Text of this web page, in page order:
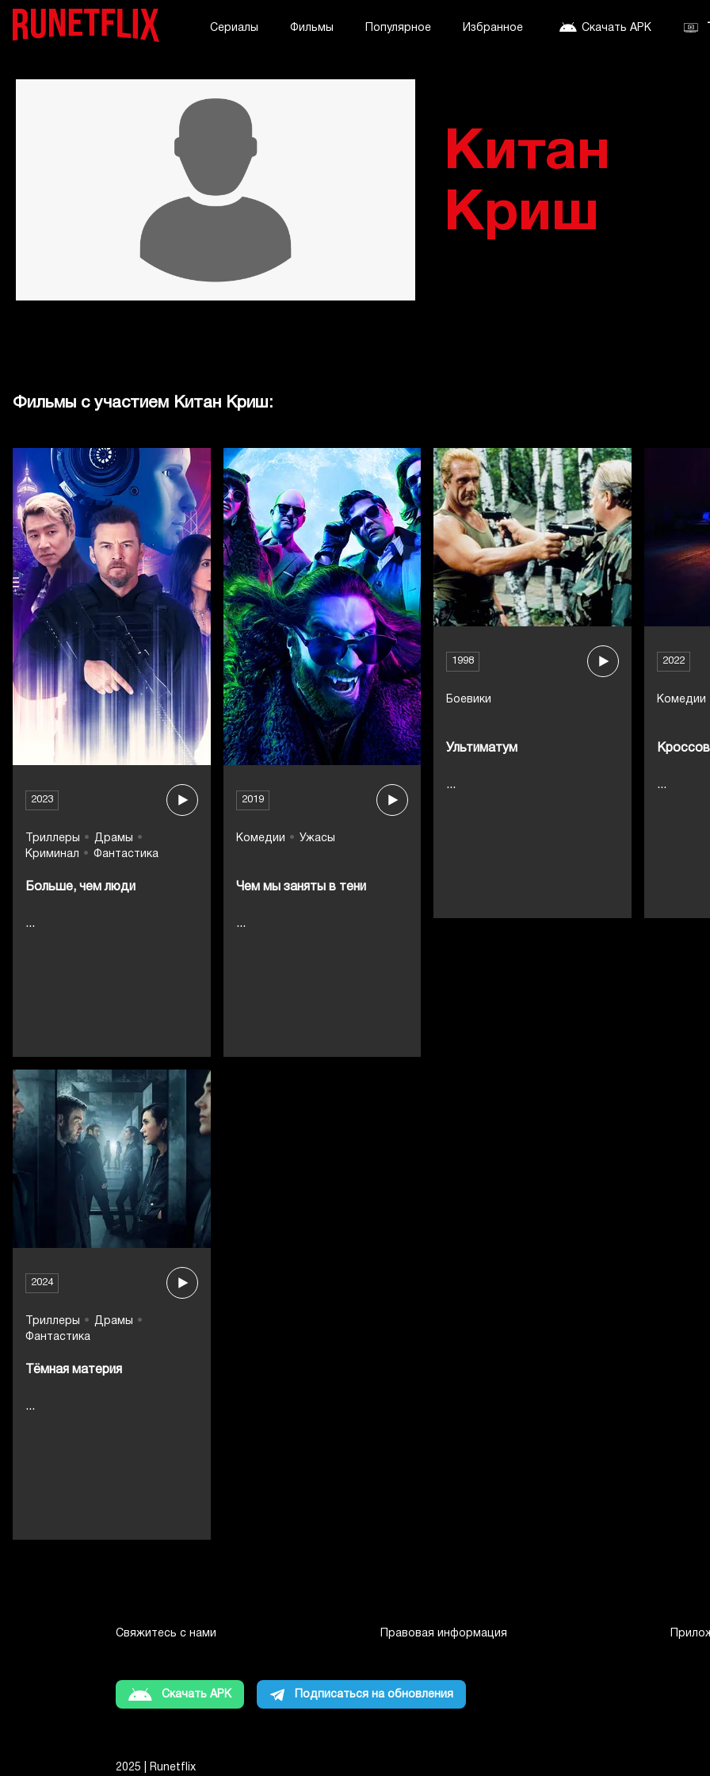
Сериалы Фильмы Популярное Избранное Скачать APK
Китан
Криш
Фильмы с участием Китан Криш:
2023
Триллеры
Драмы
Криминал
Фантастика
Больше, чем люди
...
2019
Комедии Ужасы
Чем мы заняты в тени
...
1998
Боевики
Ультиматум
...
2022
Комедии
...
2024
Триллеры
Драмы
Фантастика
Тёмная материя
...
Свяжитесь с нами Правовая информация
Скачать APK Подписаться на обновления
2025 | Runetflix